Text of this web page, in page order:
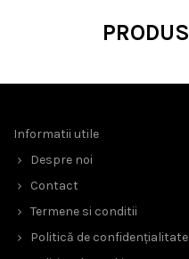
Informatii utile
Despre noi
Contact
Termene si conditii
Politică de confidențialitate